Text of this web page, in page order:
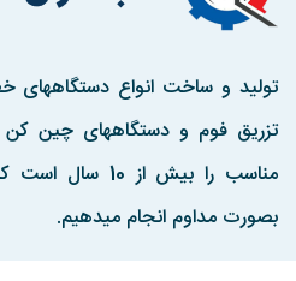
تولید و ساخت انواع دستگاههای
تزریق فوم و دستگاههای چین کن
مناسب را بیش
بصورت مداوم انجام میدهیم.